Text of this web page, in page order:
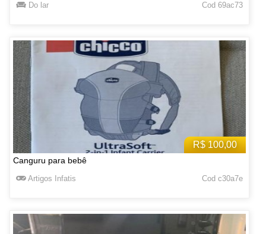
Do lar Cod 69ac73
R$ 100,00
Canguru para bebê
Artigos Infatis Cod c30a7e